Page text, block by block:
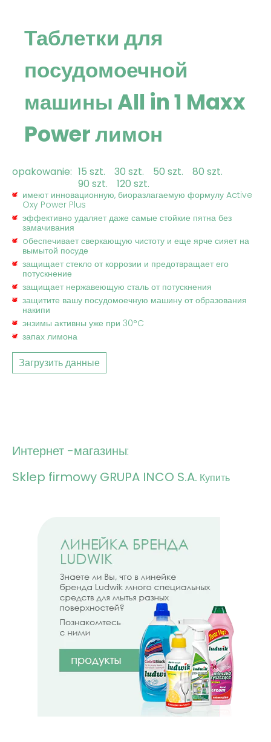
Таблетки для
посудомоечной
машины All in 1 Maxx
Power лимон
opakowanie: 15 szt. 30 szt. 50 szt.
80 szt.
90 szt.
120 szt.
имеют инновационную, биоразлагаемую формулу Active
Oxy Power Plus
эффективно удаляет даже самые стойкие пятна без
замачивания
oбеспечивает сверкающую чистоту и еще ярче сияет на
вымытой посуде
защищает стекло от коррозии и предотвращает его
потускнение
защищает нержавеющую сталь от потускнения
защитите вашу посудомоечную машину от образования
накипи
энзимы активны уже при 30°C
запах лимона
Загрузить данные
Интернет -магазины:
Sklep firmowy GRUPA INCO S.A. Купить